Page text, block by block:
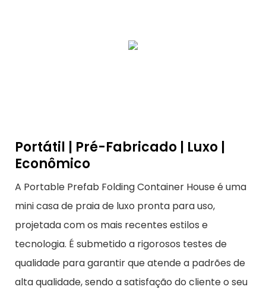
Portátil | Pré-Fabricado | Luxo |
Econômico
A Portable Prefab Folding Container House é uma
mini casa de praia de luxo pronta para uso,
projetada com os mais recentes estilos e
tecnologia. É submetido a rigorosos testes de
qualidade para garantir que atende a padrões de
alta qualidade, sendo a satisfação do cliente o seu